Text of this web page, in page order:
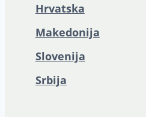
Hrvatska
Makedonija
Slovenija
Srbija